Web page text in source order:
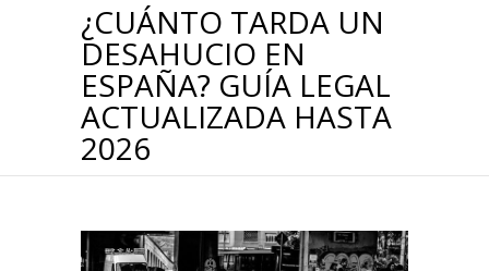
¿CUÁNTO TARDA UN
DESAHUCIO EN
ESPAÑA? GUÍA LEGAL
ACTUALIZADA HASTA
2026